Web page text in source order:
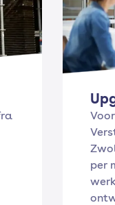
per